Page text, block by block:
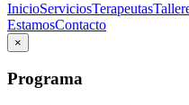
InicioServiciosTerapeutas
EstamosContacto
×
Programa